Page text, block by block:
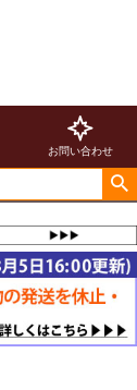
お問い合わせ